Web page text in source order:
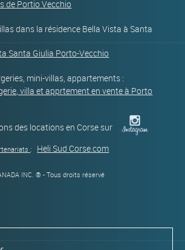
de Portio Vecchio
dans la résidence Bella Vista à Santa
Santa Giulia Porto-Vecchio
mini-villas, appartements :
villa et apprtement en vente à Porto
des locations en Corse sur
: Heli Sud Corse.com
INC. ® - Tous droits réservé